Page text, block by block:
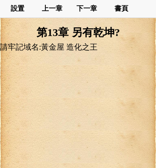
設置 上一章 下一章 書頁
第13章 另有乾坤?
請牢記域名:黃金屋 造化之王